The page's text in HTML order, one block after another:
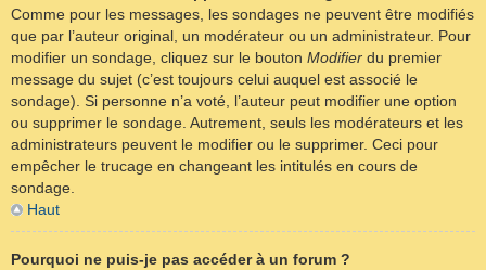
Comme pour les messages, les sondages ne peuvent être modifiés
que par l’auteur original, un modérateur ou un administrateur. Pour
modifier un sondage, cliquez sur le bouton Modifier du premier
message du sujet (c’est toujours celui auquel est associé le
sondage). Si personne n’a voté, l’auteur peut modifier une option
ou supprimer le sondage. Autrement, seuls les modérateurs et les
administrateurs peuvent le modifier ou le supprimer. Ceci pour
empêcher le trucage en changeant les intitulés en cours de
sondage.
Haut
Pourquoi ne puis-je pas accéder à un forum ?